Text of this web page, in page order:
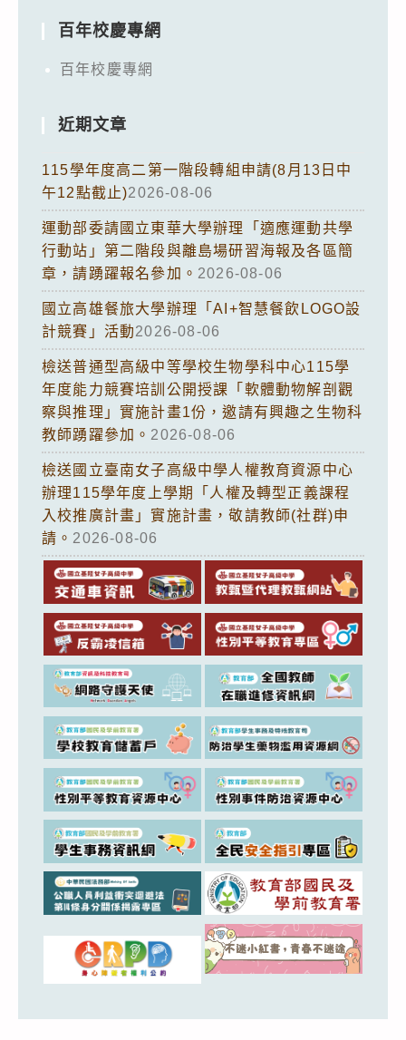
百年校慶專網
百年校慶專網
近期文章
115學年度高二第一階段轉組申請(8月13日中
午12點截止)2026-08-06
運動部委請國立東華大學辦理「適應運動共學
行動站」第二階段與離島場研習海報及各區簡
章，請踴躍報名參加。 2026-08-06
國立高雄餐旅大學辦理「AI+智慧餐飲LOGO設
計競賽」活動2026-08-06
檢送普通型高級中等學校生物學科中心115學
年度能力競賽培訓公開授課「軟體動物解剖觀
察與推理」實施計畫1份，邀請有興趣之生物科
教師踴躍參加。 2026-08-06
檢送國立臺南女子高級中學人權教育資源中心
辦理115學年度上學期「人權及轉型正義課程
入校推廣計畫」實施計畫，敬請教師(社群)申
請。 2026-08-06